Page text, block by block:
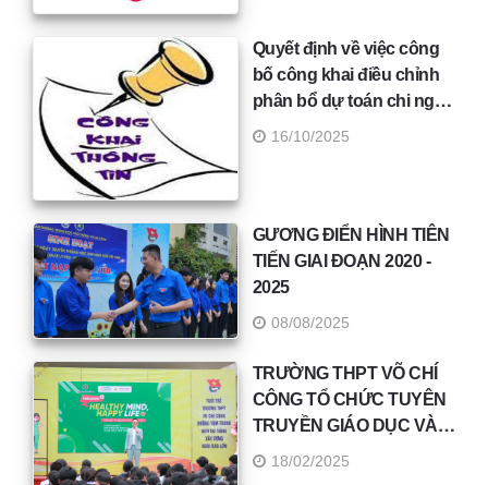
lít/ngày đêm kết nối với các điểm uống nước trực
20-09-2025 15:23:43
Thông báo về việc mời chào giá mua sắm máy
điều hòa không khí
17-09-2025 16:20:17
Kế hoạch giáo dục Nhà trường năm học 2025 -
2026
27-08-2025 16:27:44
Thông báo về việc biên chế lớp 10 năm học 2025 –
2026 (Lần thứ hai)
20-08-2025 11:53:28
Thông báo tập trung học sinh và tựu trường năm
học 2025 - 2026
16-07-2025 11:40:12
Quyết định về việc công
bố công khai điều chỉnh
phân bổ dự toán chi ngân
sách nhà nước năm 2025
16/10/2025
GƯƠNG ĐIỂN HÌNH TIÊN
TIẾN GIAI ĐOẠN 2020 -
2025
08/08/2025
TRƯỜNG THPT VÕ CHÍ
CÔNG TỔ CHỨC TUYÊN
TRUYỀN GIÁO DỤC VÀ
TƯ VẤN SỨC KHOẺ TÂM
18/02/2025